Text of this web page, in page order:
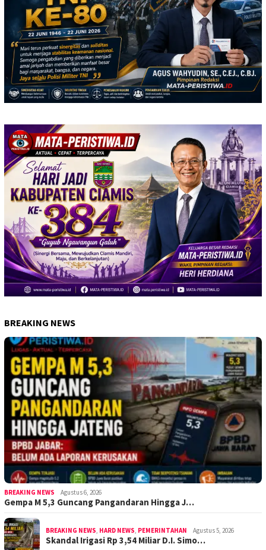
BREAKING NEWS
BREAKING NEWS Agustus 6, 2026
Gempa M 5,3 Guncang Pangandaran Hingga J…
BREAKING NEWS, HARD NEWS, PEMERINTAHAN Agustus 5, 2026
Skandal Irigasi Rp 3,54 Miliar D.I. Simo…